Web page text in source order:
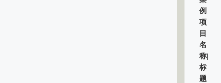
例
项
目
名
称|
标
题